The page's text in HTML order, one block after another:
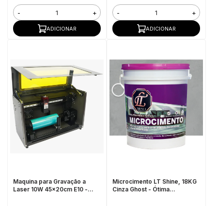
- +
ADICIONAR
- +
ADICIONAR
Maquina para Gravação a
Laser 10W 45x20cm E10 -
Microcimento LT Shine, 18KG
Cinza Ghost - Ótima